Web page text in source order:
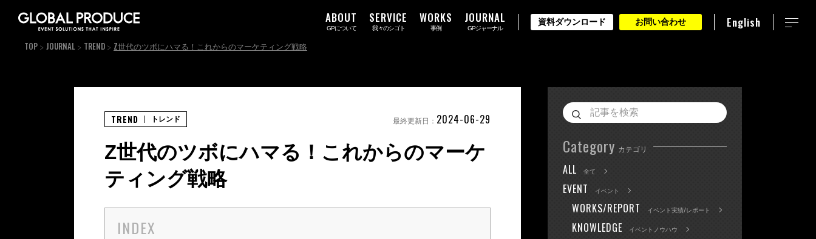
ABOUT
GPについて
SERVICE
我々のシゴト
WORKS
事例
JOURNAL
GPジャーナル
資料ダウンロード お問い合わせ English
TOP JOURNAL TREND Z世代のツボにハマる！これからのマーケティング戦略
Z世代のツボにハマる！これからのマーケ
ティング戦略
INDEX
TREND トレンド 最終更新日： 2024-06-29
Category カテゴリ
ALL 全て
EVENT イベント
WORKS/REPORT イベント実績/レポート
KNOWLEDGE イベントノウハウ